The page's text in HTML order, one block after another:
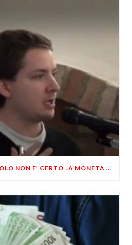
LA MONETA DEL POPOLO NON E’ CERTO LA MONETA DELLO STATO